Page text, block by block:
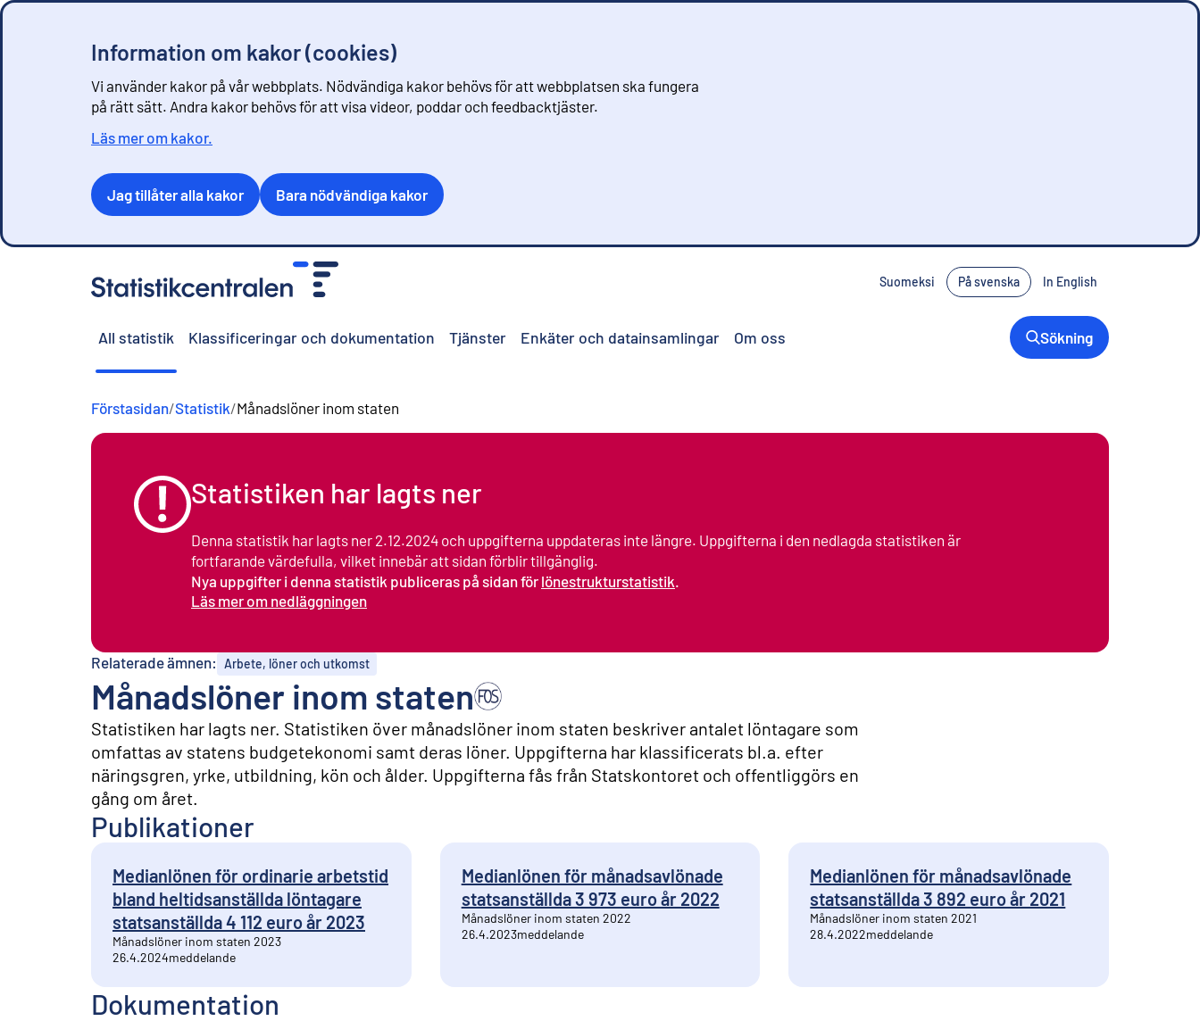
Information om kakor (cookies)
Vi använder kakor på vår webbplats. Nödvändiga kakor behövs för att webbplatsen ska fungera
på rätt sätt. Andra kakor behövs för att visa videor, poddar och feedbacktjäster.
Läs mer om kakor.
Jag tillåter alla kakor Bara nödvändiga kakor
Suomeksi På svenska In English
All statistik Klassificeringar och dokumentation Tjänster Enkäter och datainsamlingar Om oss Sökning
Förstasidan/Statistik/Månadslöner inom staten
Statistiken har lagts ner
Denna statistik har lagts ner 2.12.2024 och uppgifterna uppdateras inte längre. Uppgifterna i den nedlagda statistiken är
fortfarande värdefulla, vilket innebär att sidan förblir tillgänglig.
Nya uppgifter i denna statistik publiceras på sidan för lönestrukturstatistik.
Läs mer om nedläggningen
Relaterade ämnen: Arbete, löner och utkomst
Månadslöner inom staten
Statistiken har lagts ner. Statistiken över månadslöner inom staten beskriver antalet löntagare som
omfattas av statens budgetekonomi samt deras löner. Uppgifterna har klassificerats bl.a. efter
näringsgren, yrke, utbildning, kön och ålder. Uppgifterna fås från Statskontoret och offentliggörs en
gång om året.
Publikationer
Medianlönen för ordinarie arbetstid
bland heltidsanställda löntagare
statsanställda 4 112 euro år 2023
Månadslöner inom staten 2023
26.4.2024meddelande
Medianlönen för månadsavlönade
statsanställda 3 973 euro år 2022
Månadslöner inom staten 2022
26.4.2023meddelande
Medianlönen för månadsavlönade
statsanställda 3 892 euro år 2021
Månadslöner inom staten 2021
28.4.2022meddelande
Dokumentation